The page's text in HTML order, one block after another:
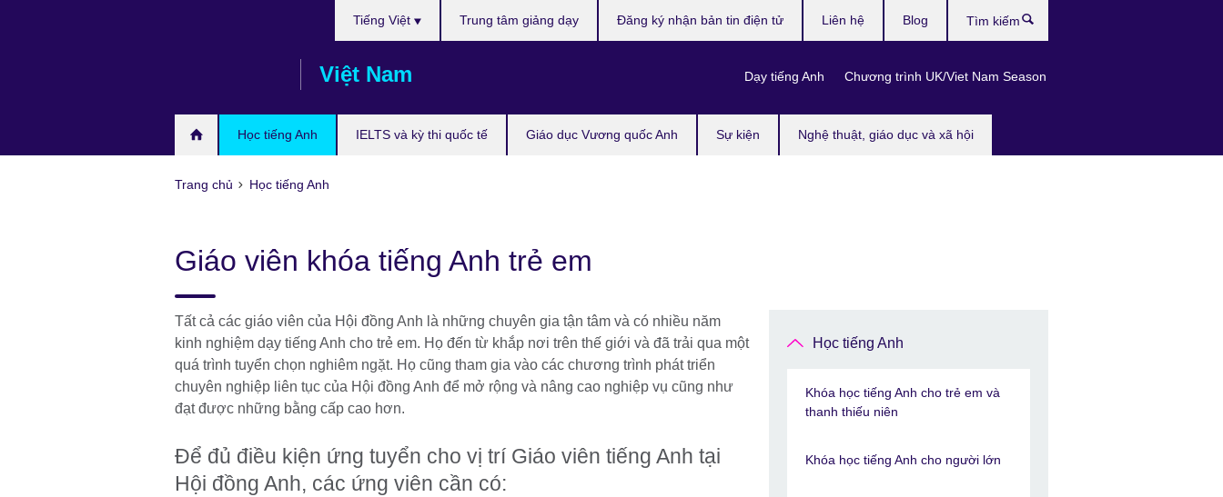
Việt Nam
Học tiếng Anh IELTS và kỳ thi quốc tế Giáo dục Vương quốc Anh Sự kiện Nghệ thuật, giáo dục và xã hội
Tiếng Việt
Dạy tiếng Anh Chương trình UK/Viet Nam Season
Trung tâm giảng dạy Đăng ký nhận bản tin điện tử Liên hệ Blog
kiếm
Trang chủ Học tiếng Anh
Giáo viên khóa tiếng Anh trẻ em
Tất cả các giáo viên của Hội đồng Anh là những chuyên gia tận tâm và có nhiều năm
kinh nghiệm dạy tiếng Anh cho trẻ em. Họ đến từ khắp nơi trên thế giới và đã trải qua một
quá trình tuyển chọn nghiêm ngặt. Họ cũng tham gia vào các chương trình phát triển
chuyên nghiệp liên tục của Hội đồng Anh để mở rộng và nâng cao nghiệp vụ cũng như
đạt được những bằng cấp cao hơn.
Để đủ điều kiện ứng tuyển cho vị trí Giáo viên tiếng Anh tại
Hội đồng Anh, các ứng viên cần có:
Học tiếng Anh
Khóa học tiếng Anh cho trẻ em và
thanh thiếu niên
Khóa học tiếng Anh cho người lớn